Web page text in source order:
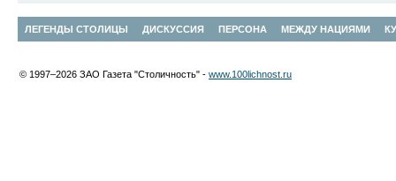
ЛЕГЕНДЫ СТОЛИЦЫ ДИСКУССИЯ ПЕРСОНА МЕЖДУ НАЦИЯМИ
© 1997–2026 ЗАО Газета "Столичность" - www.100lichnost.ru